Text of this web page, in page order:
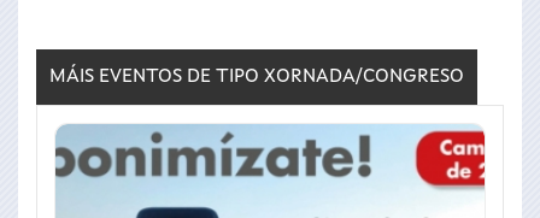
MÁIS EVENTOS DE TIPO XORNADA/CONGRESO